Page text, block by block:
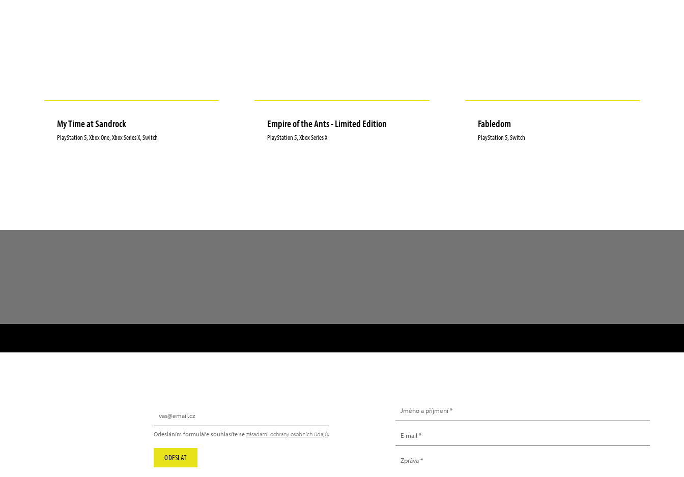
My Time at Sandrock
PlayStation 5, Xbox One, Xbox Series X, Switch
Empire of the Ants - Limited Edition
PlayStation 5, Xbox Series X
Fabledom
PlayStation 5, Switch
Odesláním formuláře souhlasíte se zásadami ochrany osobních údajů.
ODESLAT